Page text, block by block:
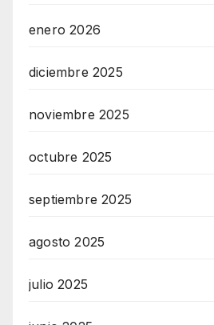
enero 2026
diciembre 2025
noviembre 2025
octubre 2025
septiembre 2025
agosto 2025
julio 2025